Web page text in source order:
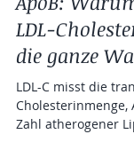
HP Burkhard
4
ApoB:
LDL-
die ganze